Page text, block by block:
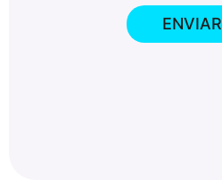
ENVIAR